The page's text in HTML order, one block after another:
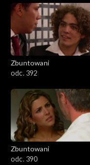
Zbuntowani
odc. 392
Zbuntowani
odc. 390